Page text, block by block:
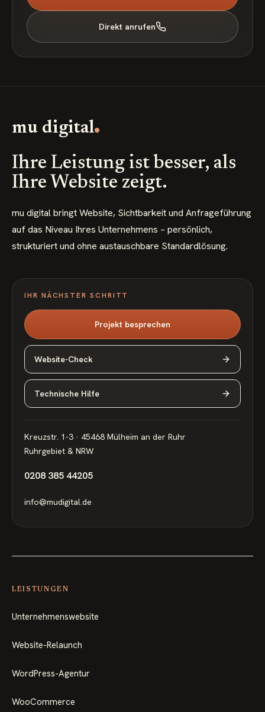
Direkt anrufen
mu digital
Ihre Leistung ist besser, als
Ihre Website zeigt.
mu digital bringt Website, Sichtbarkeit und Anfrageführung
auf das Niveau Ihres Unternehmens – persönlich,
strukturiert und ohne austauschbare Standardlösung.
IHR NÄCHSTER SCHRITT
Projekt besprechen
Website-Check
Technische Hilfe
Kreuzstr. 1-3 · 45468 Mülheim an der Ruhr
Ruhrgebiet & NRW
0208 385 44205
info@mudigital.de
LEISTUNGEN
Unternehmenswebsite
Website-Relaunch
WordPress-Agentur
WooCommerce